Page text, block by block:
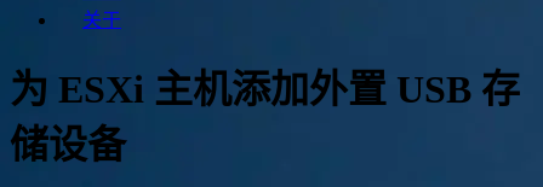
关于
为 ESXi 主机添加外置 USB 存
储设备